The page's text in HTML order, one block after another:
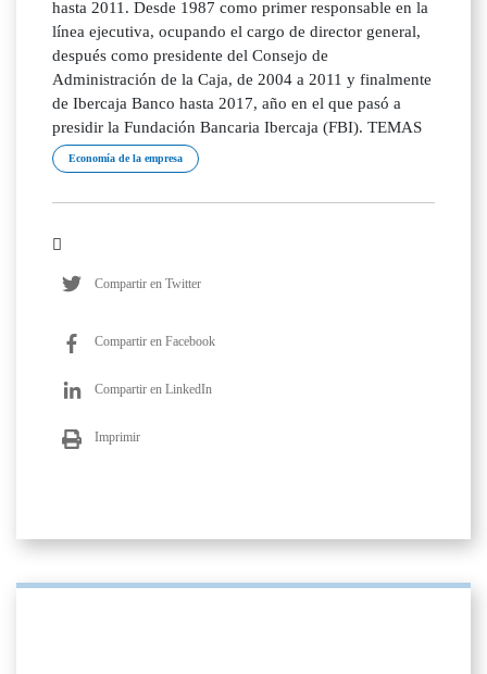
hasta 2011. Desde 1987 como primer responsable en la
línea ejecutiva, ocupando el cargo de director general,
después como presidente del Consejo de
Administración de la Caja, de 2004 a 2011 y finalmente
de Ibercaja Banco hasta 2017, año en el que pasó a
presidir la Fundación Bancaria Ibercaja (FBI). TEMAS
Economía de la empresa
Compartir en Twitter
Compartir en Facebook
Compartir en LinkedIn
Imprimir